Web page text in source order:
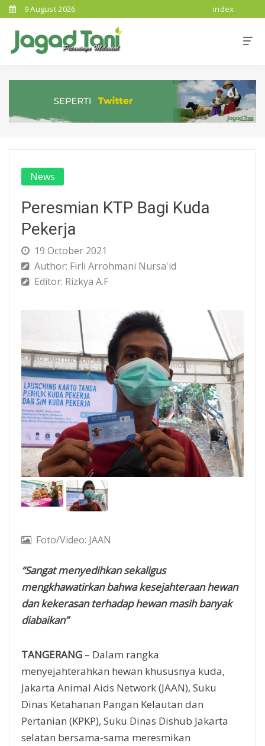
9 August 2026 index
News
Peresmian KTP Bagi Kuda
Pekerja
19 October 2021
Author: Firli Arrohmani Nursa'id
Editor: Rizkya A.F
Foto/Video: JAAN
“Sangat menyedihkan sekaligus
mengkhawatirkan bahwa kesejahteraan hewan
dan kekerasan terhadap hewan masih banyak
diabaikan”
TANGERANG – Dalam rangka
menyejahterahkan hewan khususnya kuda,
Jakarta Animal Aids Network (JAAN), Suku
Dinas Ketahanan Pangan Kelautan dan
Pertanian (KPKP), Suku Dinas Dishub Jakarta
selatan bersama-sama meresmikan